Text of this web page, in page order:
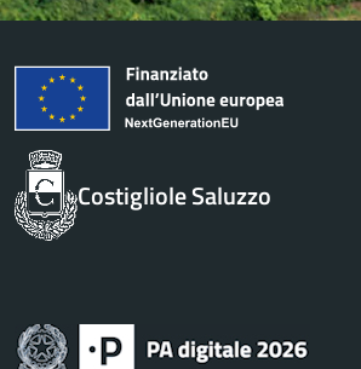
Costigliole Saluzzo